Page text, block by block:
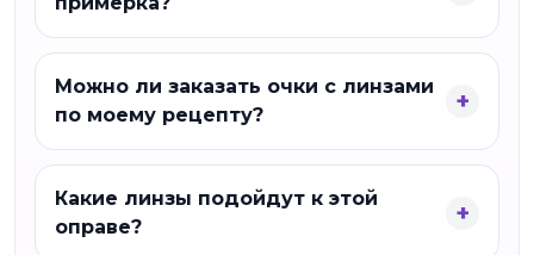
Можно ли заказать очки с линзами
по моему рецепту?
Какие линзы подойдут к этой
оправе?